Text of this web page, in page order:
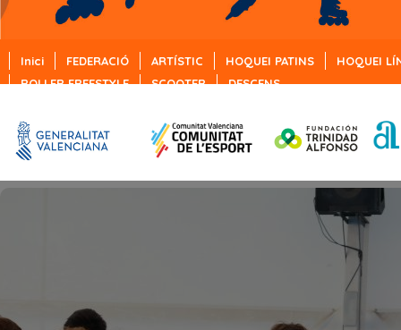
Inici FEDERACIÓ ARTÍSTIC HOQUEI PATINS
HOQUEI
ROLLER FREESTYLE
SCOOTER DESCENS